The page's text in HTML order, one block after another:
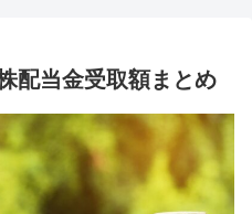
配当金受取額まとめ